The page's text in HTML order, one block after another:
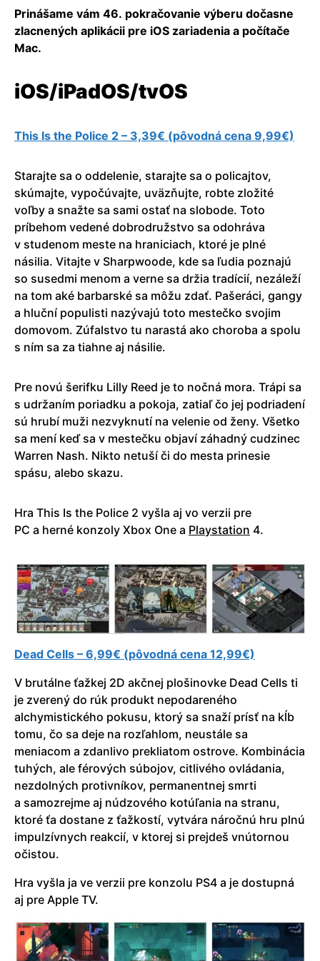
Prinášame vám 46. pokračovanie výberu dočasne
zlacnených aplikácii pre iOS zariadenia a počítače
Mac.
iOS/iPadOS/tvOS
This Is the Police 2 – 3,39€ (pôvodná cena 9,99€)
Starajte sa o oddelenie, starajte sa o policajtov,
skúmajte, vypočúvajte, uväzňujte, robte zložité
voľby a snažte sa sami ostať na slobode. Toto
príbehom vedené dobrodružstvo sa odohráva
v studenom meste na hraniciach, ktoré je plné
násilia. Vitajte v Sharpwoode, kde sa ľudia poznajú
so susedmi menom a verne sa držia tradícií, nezáleží
na tom aké barbarské sa môžu zdať. Pašeráci, gangy
a hluční populisti nazývajú toto mestečko svojim
domovom. Zúfalstvo tu narastá ako choroba a spolu
s ním sa za tiahne aj násilie.
Pre novú šerifku Lilly Reed je to nočná mora. Trápi sa
s udržaním poriadku a pokoja, zatiaľ čo jej podriadení
sú hrubí muži nezvyknutí na velenie od ženy. Všetko
sa mení keď sa v mestečku objaví záhadný cudzinec
Warren Nash. Nikto netuší či do mesta prinesie
spásu, alebo skazu.
Hra This Is the Police 2 vyšla aj vo verzii pre
PC a herné konzoly Xbox One a Playstation 4.
Dead Cells – 6,99€ (pôvodná cena 12,99€)
V brutálne ťažkej 2D akčnej plošinovke Dead Cells ti
je zverený do rúk produkt nepodareného
alchymistického pokusu, ktorý sa snaží prísť na kĺb
tomu, čo sa deje na rozľahlom, neustále sa
meniacom a zdanlivo prekliatom ostrove. Kombinácia
tuhých, ale férových súbojov, citlivého ovládania,
nezdolných protivníkov, permanentnej smrti
a samozrejme aj núdzového kotúľania na stranu,
ktoré ťa dostane z ťažkostí, vytvára náročnú hru plnú
impulzívnych reakcií, v ktorej si prejdeš vnútornou
očistou.
Hra vyšla ja ve verzii pre konzolu PS4 a je dostupná
aj pre Apple TV.